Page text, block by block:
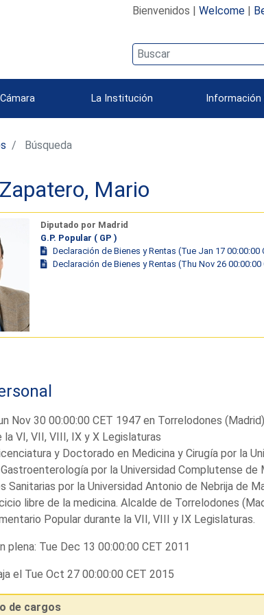
Bienvenidos | Welcome|
La Institución Información
Búsqueda
Mario
Diputado por Madrid
G.P. Popular ( GP )
Declaración de Bienes y Rentas (Tue Jan 17 00:00:00
Declaración de Bienes y Rentas (Thu Nov 26 00:00:00
Nov 30 00:00:00 CET 1947 en Torrelodones (Madrid)
la VI, VII, VIII, IX y X Legislaturas
y Doctorado en Medicina y Cirugía por la
por la Universidad Complutense
Sanitarias por la Universidad Antonio de Nebrija de
libre de la medicina. Alcalde de Torrelodones
Popular durante la VII, VIII y IX Legislaturas.
plena: Tue Dec 13 00:00:00 CET 2011
el Tue Oct 27 00:00:00 CET 2015
de cargos